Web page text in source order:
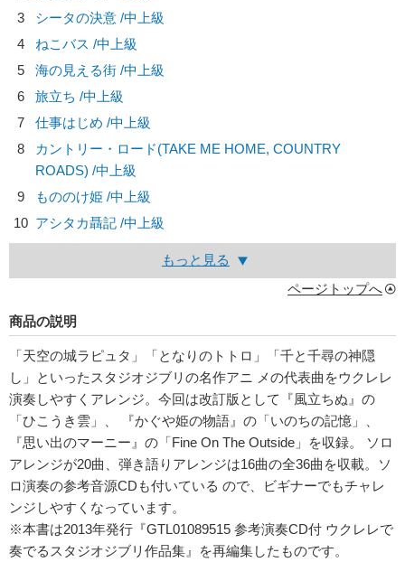
3
シータの決意 /中上級
4
ねこバス /中上級
5
海の見える街 /中上級
6
旅立ち /中上級
7
仕事はじめ /中上級
8
カントリー・ロード(TAKE ME HOME, COUNTRY
ROADS) /中上級
9
もののけ姫 /中上級
10 アシタカ聶記 /中上級
もっと見る
ページトップへ
商品の説明
「天空の城ラピュタ」「となりのトトロ」「千と千尋の神隠
し」といったスタジオジブリの名作アニ メの代表曲をウクレレ
演奏しやすくアレンジ。今回は改訂版として『風立ちぬ』の
「ひこうき雲」、 『かぐや姫の物語』の「いのちの記憶」、
『思い出のマーニー』の「Fine On The Outside」を収録。 ソロ
アレンジが20曲、弾き語りアレンジは16曲の全36曲を収載。ソ
ロ演奏の参考音源CDも付いている ので、ビギナーでもチャレ
ンジしやすくなっています。
※本書は2013年発行『GTL01089515 参考演奏CD付 ウクレレで
奏でるスタジオジブリ作品集』を再編集したものです。